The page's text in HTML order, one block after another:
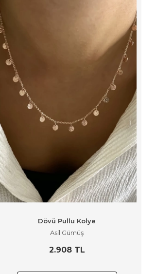
Dövü Pullu Kolye
Asil Gümüş
2.908 TL